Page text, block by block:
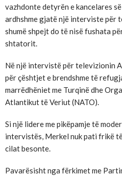
vazhdonte detyrën e kancelares
ardhshme gjatë një interviste për
shumë shpejt do të nisë fushata
shtatorit.
Në një intervistë për televizionin
për çështjet e brendshme të
marrëdhëniet me Turqinë dhe
Atlantikut të Veriut (NATO).
Si një lidere me pikëpamje të
intervistës, Merkel nuk pati frikë
cilat besonte.
Pavarësisht nga fërkimet me